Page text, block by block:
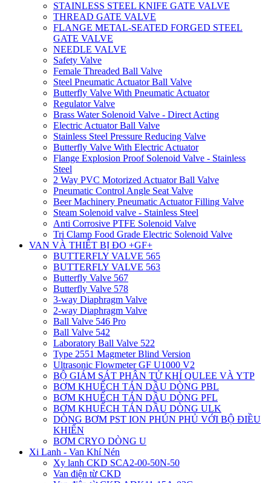
STAINLESS STEEL KNIFE GATE VALVE
THREAD GATE VALVE
FLANGE METAL-SEATED FORGED STEEL
GATE VALVE
NEEDLE VALVE
Safety Valve
Female Threaded Ball Valve
Steel Pneumatic Actuator Ball Valve
Butterfly Valve With Pneumatic Actuator
Regulator Valve
Brass Water Solenoid Valve - Direct Acting
Electric Actuator Ball Valve
Stainless Steel Pressure Reducing Valve
Butterfly Valve With Electric Actuator
Flange Explosion Proof Solenoid Valve - Stainless
Steel
2 Way PVC Motorized Actuator Ball Valve
Pneumatic Control Angle Seat Valve
Beer Machinery Pneumatic Actuator Filling Valve
Steam Solenoid valve - Stainless Steel
Anti Corrosive PTFE Solenoid Valve
Tri Clamp Food Grade Electric Solenoid Valve
VAN VÀ THIẾT BỊ ĐO +GF+
BUTTERFLY VALVE 565
BUTTERFLY VALVE 563
Butterfly Valve 567
Butterfly Valve 578
3-way Diaphragm Valve
2-way Diaphragm Valve
Ball Valve 546 Pro
Ball Valve 542
Laboratory Ball Valve 522
Type 2551 Magmeter Blind Version
Ultrasonic Flowmeter GF U1000 V2
BỘ GIÁM SÁT PHÂN TỬ KHÍ QULEE VÀ YTP
BƠM KHUẾCH TÁN DẦU DÒNG PBL
BƠM KHUẾCH TÁN DẦU DÒNG PFL
BƠM KHUẾCH TÁN DẦU DÒNG ULK
DÒNG BƠM PST ION PHÚN PHỦ VỚI BỘ ĐIỀU
KHIỂN
BƠM CRYO DÒNG U
Xi Lanh - Van Khí Nén
Xy lanh CKD SCA2-00-50N-50
Van điện từ CKD